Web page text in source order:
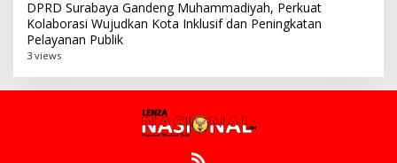
DPRD Surabaya Gandeng Muhammadiyah, Perkuat
Kolaborasi Wujudkan Kota Inklusif dan Peningkatan
Pelayanan Publik
3 views